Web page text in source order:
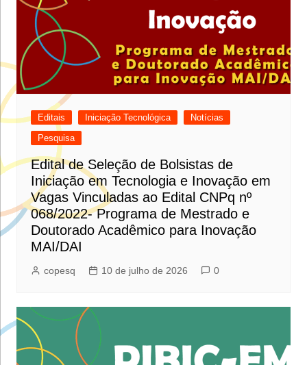
Editais Iniciação Tecnológica
Notícias
Pesquisa
Edital de Seleção de Bolsistas de
Iniciação em Tecnologia e Inovação em
Vagas Vinculadas ao Edital CNPq nº
068/2022- Programa de Mestrado e
Doutorado Acadêmico para Inovação
MAI/DAI
copesq 10 de julho de 2026 0